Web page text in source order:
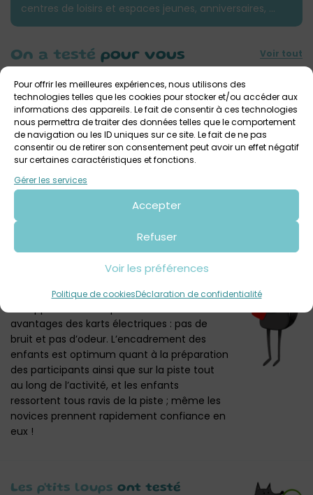
Pour offrir les meilleures expériences, nous utilisons des
technologies telles que les cookies pour stocker et/ou accéder aux
informations des appareils. Le fait de consentir à ces technologies
nous permettra de traiter des données telles que le comportement
de navigation ou les ID uniques sur ce site. Le fait de ne pas
consentir ou de retirer son consentement peut avoir un effet négatif
sur certaines caractéristiques et fonctions.
Gérer les services
Accepter
Refuser
Voir les préférences
Politique de cookiesDéclaration de confidentialité
centres de loisirs et espaces jeunes, anniversaires, …
On a testé pour vous Voir tout
avantages des karts électriques : pas de
bruit et pas d’odeur. L’encadrement des
enfants est optimum quant à la préparation
des participants ainsi que sur la piste tout
au long de l’activité, et les enfants
ressortent tous ravis de la piste ; même les
novices prennent rapidement confiance en
eux !
Les p'tits loups ont testé